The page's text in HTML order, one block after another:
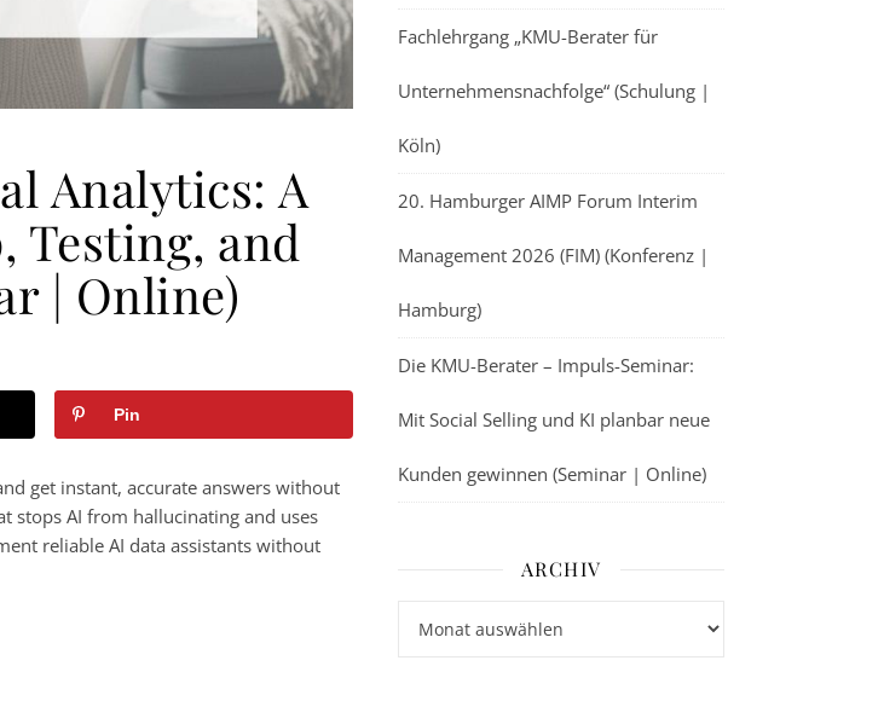
Analytics: A
Testing, and
| Online)
Pin
get instant, accurate answers without
stops AI from hallucinating and uses
reliable AI data assistants without
Fachlehrgang „KMU-Berater für
Unternehmensnachfolge“ (Schulung |
Köln)
20. Hamburger AIMP Forum Interim
Management 2026 (FIM) (Konferenz |
Hamburg)
Die KMU-Berater – Impuls-Seminar:
Mit Social Selling und KI planbar neue
Kunden gewinnen (Seminar | Online)
ARCHIV